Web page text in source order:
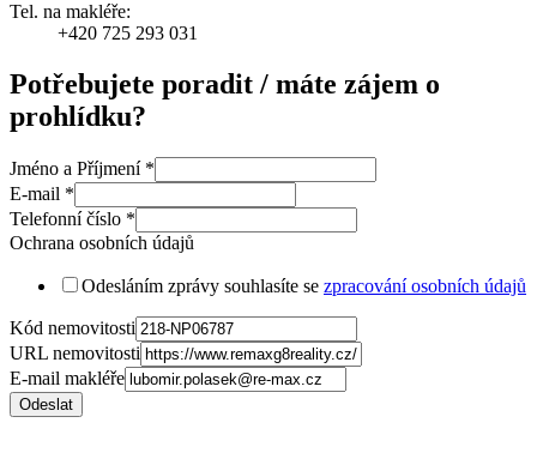
Tel. na makléře:
+420 725 293 031
Potřebujete poradit / máte zájem o
prohlídku?
Jméno a Příjmení *
E-mail *
Telefonní číslo *
Ochrana osobních údajů
Odesláním zprávy souhlasíte se zpracování osobních údajů
Kód nemovitosti
URL nemovitosti
E-mail makléře
Odeslat